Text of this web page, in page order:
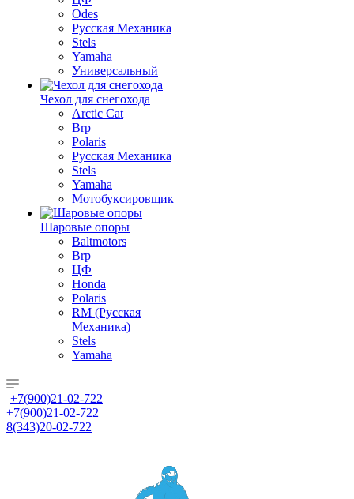
Odes
Русская Механика
Stels
Yamaha
Универсальный
Чехол для снегохода
Arctic Cat
Brp
Polaris
Русская Механика
Stels
Yamaha
Мотобуксировщик
Шаровые опоры
Baltmotors
Brp
ЦФ
Honda
Polaris
RM (Русская
Механика)
Stels
Yamaha
+7(900)21-02-722
+7(900)21-02-722
8(343)20-02-722